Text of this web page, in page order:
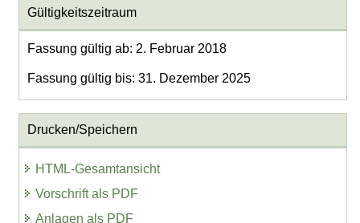
Gültigkeitszeitraum
Fassung gültig ab: 2. Februar 2018
Fassung gültig bis: 31. Dezember 2025
Drucken/Speichern
HTML-Gesamtansicht
Vorschrift als PDF
Anlagen als PDF